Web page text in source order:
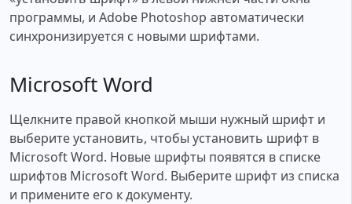
программы, и Adobe Photoshop автоматически
синхронизируется с новыми шрифтами.
Microsoft Word
Щелкните правой кнопкой мыши нужный шрифт и
выберите установить, чтобы установить шрифт в
Microsoft Word. Новые шрифты появятся в списке
шрифтов Microsoft Word. Выберите шрифт из списка
и примените его к документу.